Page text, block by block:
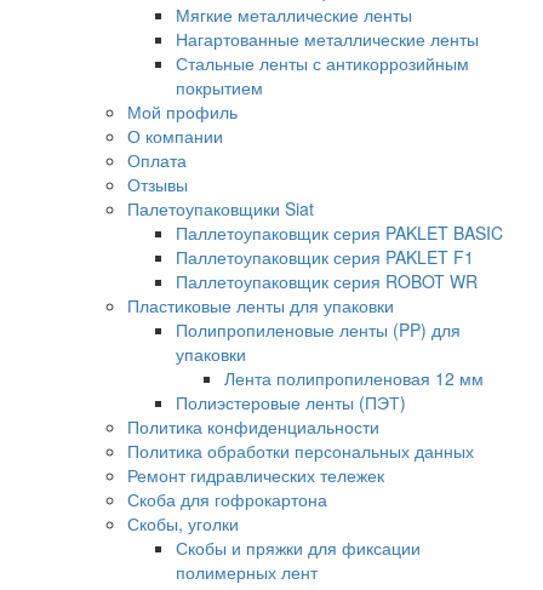
Мягкие металлические ленты
Нагартованные металлические ленты
Стальные ленты с антикоррозийным
покрытием
Мой профиль
О компании
Оплата
Отзывы
Палетоупаковщики Siat
Паллетоупаковщик серия PAKLET BASIC
Паллетоупаковщик серия PAKLET F1
Паллетоупаковщик серия ROBOT WR
Пластиковые ленты для упаковки
Полипропиленовые ленты (PP) для
упаковки
Лента полипропиленовая 12 мм
Полиэстеровые ленты (ПЭТ)
Политика конфиденциальности
Политика обработки персональных данных
Ремонт гидравлических тележек
Скоба для гофрокартона
Скобы, уголки
Скобы и пряжки для фиксации
полимерных лент